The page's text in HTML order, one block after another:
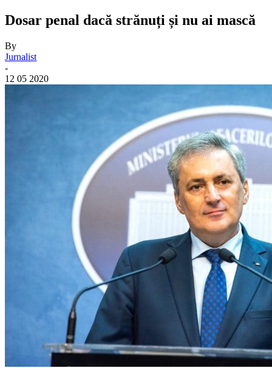
Dosar penal dacă strănuți și nu ai mască
By
Jurnalist
-
12 05 2020